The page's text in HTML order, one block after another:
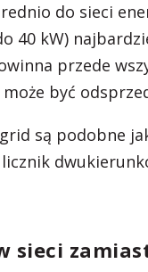
do sieci
40 kW)
przede
być
są podobne
sieci